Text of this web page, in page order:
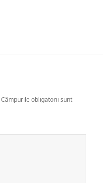
Câmpurile obligatorii sunt